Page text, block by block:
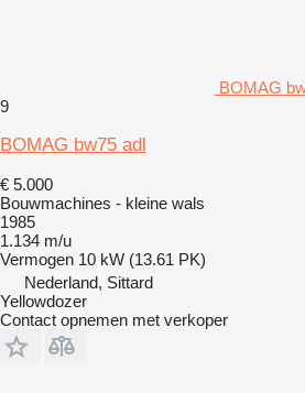
BOMAG
9
BOMAG bw75 adl
€ 5.000
Bouwmachines - kleine wals
1985
1.134 m/u
Vermogen 10 kW (13.61 PK)
Nederland, Sittard
Yellowdozer
Contact opnemen met verkoper